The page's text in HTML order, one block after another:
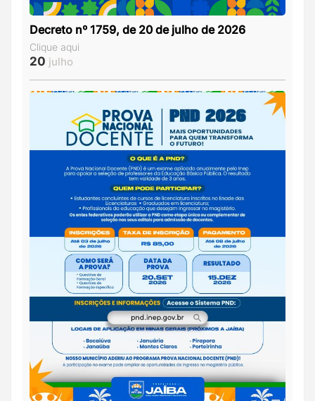
Decreto nº 1759, de 20 de julho de 2026
Clique aqui
20 julho